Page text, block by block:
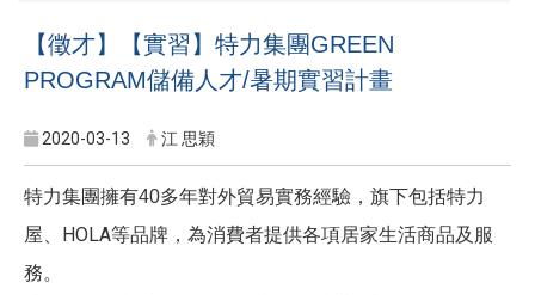
【徵才】【實習】特力集團GREEN
PROGRAM儲備人才/暑期實習計畫
2020-03-13 江 思穎
特力集團擁有40多年對外貿易實務經驗，旗下包括特力
屋、HOLA等品牌，為消費者提供各項居家生活商品及服
務。